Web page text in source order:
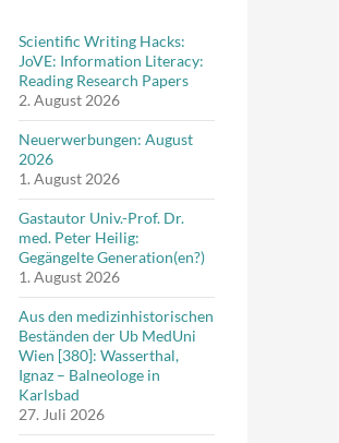
Scientific Writing Hacks:
JoVE: Information Literacy:
Reading Research Papers
2. August 2026
Neuerwerbungen: August
2026
1. August 2026
Gastautor Univ.-Prof. Dr.
med. Peter Heilig:
Gegängelte Generation(en?)
1. August 2026
Aus den medizinhistorischen
Beständen der Ub MedUni
Wien [380]: Wasserthal,
Ignaz – Balneologe in
Karlsbad
27. Juli 2026